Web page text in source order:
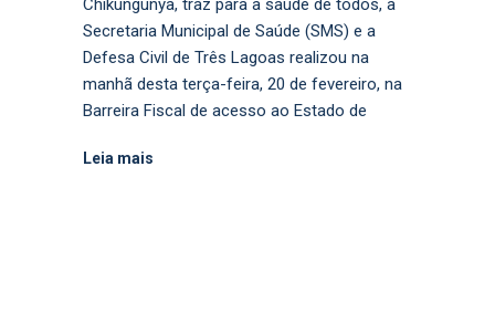
Chikungunya, traz para a saúde de todos, a
Secretaria Municipal de Saúde (SMS) e a
Defesa Civil de Três Lagoas realizou na
manhã desta terça-feira, 20 de fevereiro, na
Barreira Fiscal de acesso ao Estado de
Leia mais